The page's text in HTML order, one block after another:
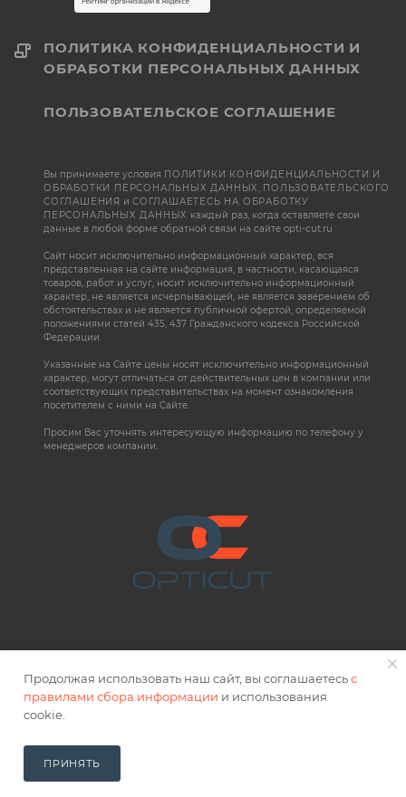
ПОЛИТИКА КОНФИДЕНЦИАЛЬНОСТИ И
ОБРАБОТКИ ПЕРСОНАЛЬНЫХ ДАННЫХ
ПОЛЬЗОВАТЕЛЬСКОЕ СОГЛАШЕНИЕ
Вы принимаете условия ПОЛИТИКИ КОНФИДЕНЦИАЛЬНОСТИ И
ОБРАБОТКИ ПЕРСОНАЛЬНЫХ ДАННЫХ, ПОЛЬЗОВАТЕЛЬСКОГО
СОГЛАШЕНИЯ иСОГЛАШАЕТЕСЬ НА ОБРАБОТКУ
ПЕРСОНАЛЬНЫХ ДАННЫХ каждый раз, когда оставляете свои
данные в любой форме обратной связи на сайте opti-cut.ru
Сайт носит исключительно информационный характер, вся
представленная на сайте информация, в частности, касающаяся
товаров, работ и услуг, носит исключительно информационный
характер, не является исчерпывающей, не является заверением об
обстоятельствах и не является публичной офертой, определяемой
положениями статей 435, 437 Гражданского кодекса Российской
Федерации.
Указанные на Сайте цены носят исключительно информационный
характер, могут отличаться от действительных цен в компании или
соответствующих представительствах на момент ознакомления
посетителем с ними на Сайте.
Просим Вас уточнять интересующую информацию по телефону у
менеджеров компании.
2026 © OPTICUT
Продолжая использовать наш сайт, вы соглашаетесьс
правилами сбора информации и использования
cookie.
ПРИНЯТЬ